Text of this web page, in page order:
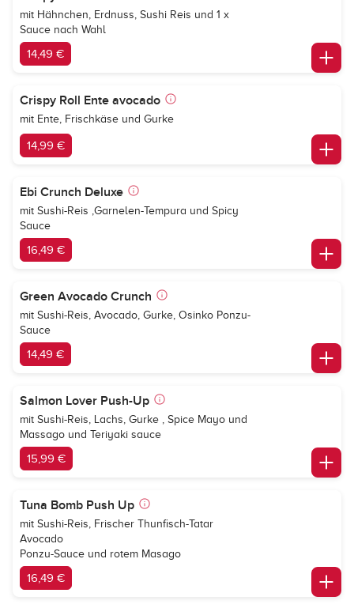
mit Hähnchen, Erdnuss, Sushi Reis und 1 x
Sauce nach Wahl
14,49 €
Crispy Roll Ente avocado
mit Ente, Frischkäse und Gurke
14,99 €
Ebi Crunch Deluxe
mit Sushi-Reis ,Garnelen-Tempura und Spicy
Sauce
16,49 €
Green Avocado Crunch
mit Sushi-Reis, Avocado, Gurke, Osinko Ponzu-
Sauce
14,49 €
Salmon Lover Push-Up
mit Sushi-Reis, Lachs, Gurke , Spice Mayo und
Massago und Teriyaki sauce
15,99 €
Tuna Bomb Push Up
mit Sushi-Reis, Frischer Thunfisch-Tatar
Avocado
Ponzu-Sauce und rotem Masago
16,49 €